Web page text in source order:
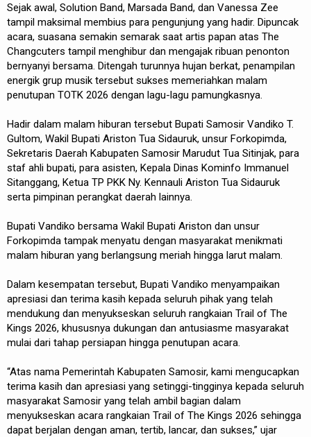
Sejak awal, Solution Band, Marsada Band, dan Vanessa Zee
tampil maksimal membius para pengunjung yang hadir. Dipuncak
acara, suasana semakin semarak saat artis papan atas The
Changcuters tampil menghibur dan mengajak ribuan penonton
bernyanyi bersama. Ditengah turunnya hujan berkat, penampilan
energik grup musik tersebut sukses memeriahkan malam
penutupan TOTK 2026 dengan lagu-lagu pamungkasnya.
Hadir dalam malam hiburan tersebut Bupati Samosir Vandiko T.
Gultom, Wakil Bupati Ariston Tua Sidauruk, unsur Forkopimda,
Sekretaris Daerah Kabupaten Samosir Marudut Tua Sitinjak, para
staf ahli bupati, para asisten, Kepala Dinas Kominfo Immanuel
Sitanggang, Ketua TP PKK Ny. Kennauli Ariston Tua Sidauruk
serta pimpinan perangkat daerah lainnya.
Bupati Vandiko bersama Wakil Bupati Ariston dan unsur
Forkopimda tampak menyatu dengan masyarakat menikmati
malam hiburan yang berlangsung meriah hingga larut malam.
Dalam kesempatan tersebut, Bupati Vandiko menyampaikan
apresiasi dan terima kasih kepada seluruh pihak yang telah
mendukung dan menyukseskan seluruh rangkaian Trail of The
Kings 2026, khususnya dukungan dan antusiasme masyarakat
mulai dari tahap persiapan hingga penutupan acara.
“Atas nama Pemerintah Kabupaten Samosir, kami mengucapkan
terima kasih dan apresiasi yang setinggi-tingginya kepada seluruh
masyarakat Samosir yang telah ambil bagian dalam
menyukseskan acara rangkaian Trail of The Kings 2026 sehingga
dapat berjalan dengan aman, tertib, lancar, dan sukses,” ujar